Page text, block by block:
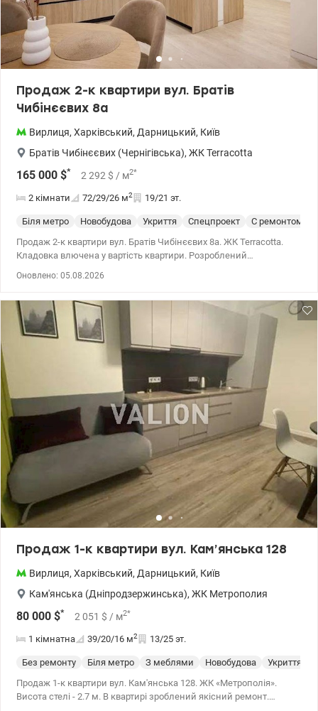
Бориспільська 10 хвилин пішки. У квартирі ніхто не проживає та
не прописаний. Документи готові до угоди. Квартира з
нетерпінням чекає на заселення нових господарів. Ціна 79000
у.о. +380502138771, +380954905411 Наталія www.valion.ua/1114859
Продаж 2-к квартири вул. Братів
Чибінєєвих 8а
Вирлиця, Харківський, Дарницький, Київ
Братів Чибінєєвих (Чернігівська), ЖК Terracotta
165 000 $* 2 292 $ / м2*
2 кімнати 72/29/26 м2 19/21 эт.
Біля метро Новобудова Укриття Спецпроект
С ремонтом
Продаж 2-к квартири вул. Братів Чибінєєвих 8а. ЖК Terracotta.
Кладовка влючена у вартість квартири. Розроблений
, спорт зал. 044 200 10 80 valion.ua/1153678
Оновлено: 05.08.2026
Продаж 1-к квартири вул. Кам’янська 128
Вирлиця, Харківський, Дарницький, Київ
Кам'янська (Дніпродзержинська), ЖК Метрополия
80 000 $* 2 051 $ / м2*
1 кімнатна 39/20/16 м2 13/25 эт.
Без ремонту Біля метро З меблями Новобудова Укриття
Продаж 1-к квартири вул. Кам'янська 128. ЖК «Метрополія».
Висота стелі - 2.7 м. В квартирі зроблений якісний ремонт.